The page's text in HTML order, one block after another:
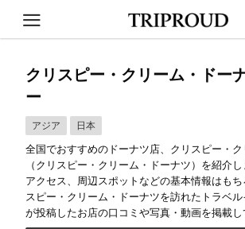
クリスピー・クリーム・ドー
ー
アジア 日本
全国でおすすめのドーナツ店、クリスピー・
（クリスピー・クリーム・ドーナツ）を紹介
アクセス、周辺スポットなどの基本情報はもち
スピー・クリーム・ドーナツを訪れたトラベ
が投稿したお店の口コミや写真・動画を掲載し